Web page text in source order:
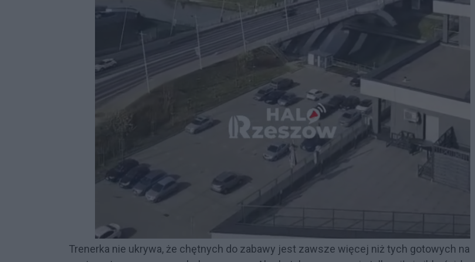
Trenerka nie ukrywa, że chętnych do zabawy jest zawsze więcej niż tych gotowych na